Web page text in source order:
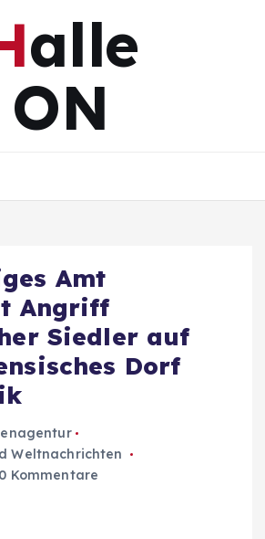
ON
Amt
Angriff
Siedler auf
Dorf
Weltnachrichten
0 Kommentare